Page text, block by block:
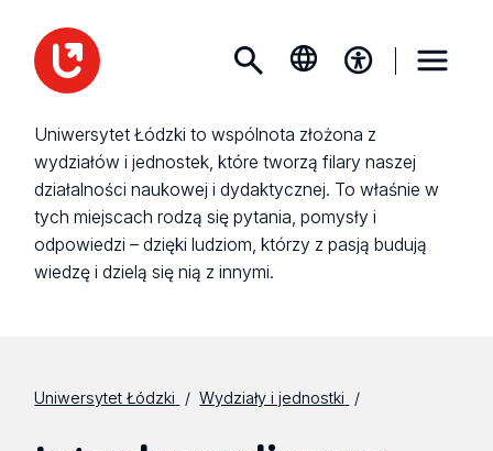
Uniwersytet Łódzki to wspólnota złożona z
wydziałów i jednostek, które tworzą filary naszej
działalności naukowej i dydaktycznej. To właśnie w
tych miejscach rodzą się pytania, pomysły i
odpowiedzi – dzięki ludziom, którzy z pasją budują
wiedzę i dzielą się nią z innymi.
Uniwersytet Łódzki Wydziały i jednostki